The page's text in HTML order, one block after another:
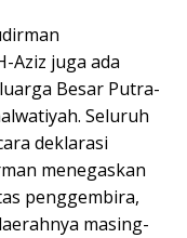
Aziz juga ada
Besar Putra-
Seluruh
deklarasi
menegaskan
penggembira,
masing-